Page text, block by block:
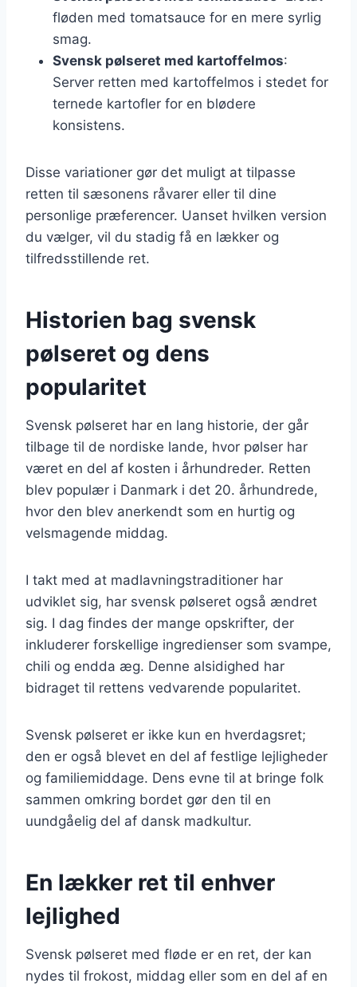
fløden med tomatsauce for en mere syrlig
smag.
Svensk pølseret med kartoffelmos:
Server retten med kartoffelmos i stedet for
ternede kartofler for en blødere
konsistens.
Disse variationer gør det muligt at tilpasse
retten til sæsonens råvarer eller til dine
personlige præferencer. Uanset hvilken version
du vælger, vil du stadig få en lækker og
tilfredsstillende ret.
Historien bag svensk
pølseret og dens
popularitet
Svensk pølseret har en lang historie, der går
tilbage til de nordiske lande, hvor pølser har
været en del af kosten i århundreder. Retten
blev populær i Danmark i det 20. århundrede,
hvor den blev anerkendt som en hurtig og
velsmagende middag.
I takt med at madlavningstraditioner har
udviklet sig, har svensk pølseret også ændret
sig. I dag findes der mange opskrifter, der
inkluderer forskellige ingredienser som svampe,
chili og endda æg. Denne alsidighed har
bidraget til rettens vedvarende popularitet.
Svensk pølseret er ikke kun en hverdagsret;
den er også blevet en del af festlige lejligheder
og familiemiddage. Dens evne til at bringe folk
sammen omkring bordet gør den til en
uundgåelig del af dansk madkultur.
En lækker ret til enhver
lejlighed
Svensk pølseret med fløde er en ret, der kan
nydes til frokost, middag eller som en del af en